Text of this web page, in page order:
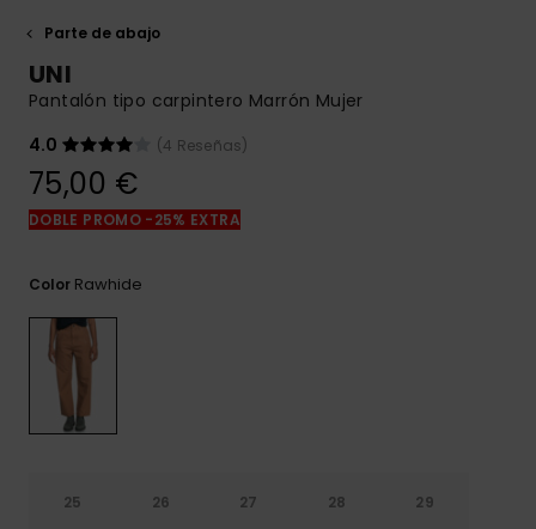
respuestas a
las preguntas
accede a
Parte de abajo
UNI
Pantalón tipo carpintero Marrón Mujer
4.0
(4 Reseñas)
75,00 €
DOBLE PROMO -25% EXTRA
Color Rawhide
25 26 27 28 29